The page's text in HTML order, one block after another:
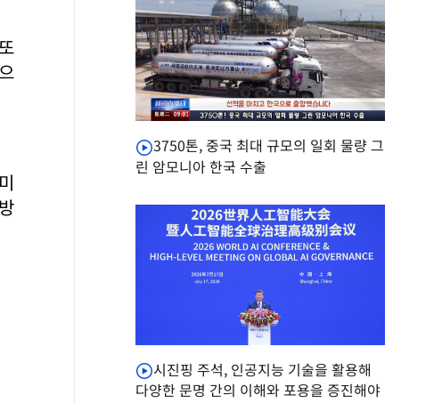
3750톤, 중국 최대 규모의 일회 물량 그
린 암모니아 한국 수출
시진핑 주석, 인공지능 기술을 활용해
다양한 문명 간의 이해와 포용을 증진해야